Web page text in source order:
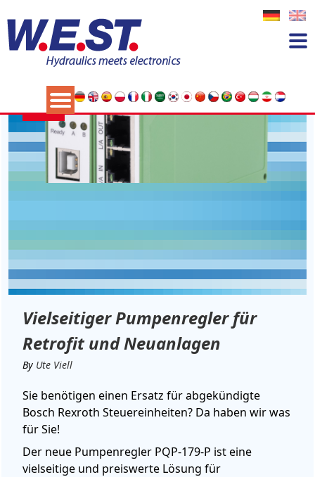
Schlagwort: Pump control
Vielseitiger Pumpenregler für
Retrofit und Neuanlagen
07
MAI
By Ute Viell
Sie benötigen einen Ersatz für abgekündigte
Bosch Rexroth Steuereinheiten? Da haben wir was
für Sie!
Der neue Pumpenregler PQP-179-P ist eine
vielseitige und preiswerte Lösung für